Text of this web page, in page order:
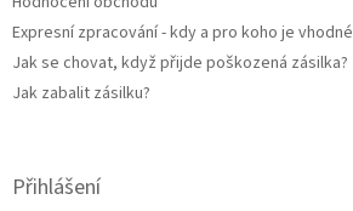
Expresní zpracování - kdy a pro koho je vhodné
Jak se chovat, když přijde poškozená zásilka?
Jak zabalit zásilku?
Přihlášení